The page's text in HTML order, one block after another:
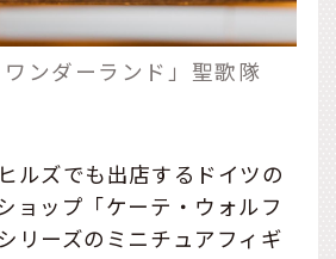
ワンダーランド」聖歌隊
ルズでも出店するドイツの
ョップ「ケーテ・ウォルフ
リーズのミニチュアフィギ